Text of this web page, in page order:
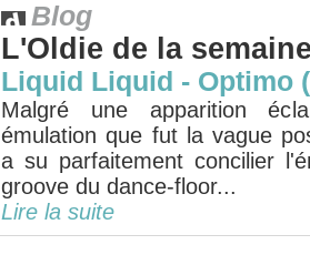
Blog
L'Oldie de la
Liquid Liquid - Optimo
Malgré une apparition
émulation que fut la vague
a su parfaitement concilier
groove du dance-floor...
Lire la suite